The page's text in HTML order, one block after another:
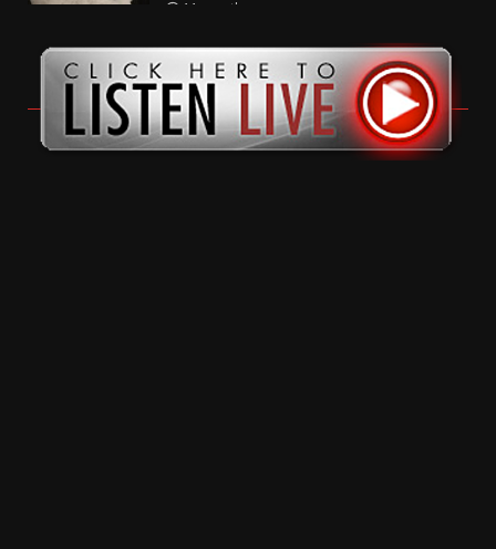
11 months ago